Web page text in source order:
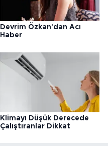
Devrim Özkan'dan Acı
Haber
Klimayı Düşük Derecede
Çalıştıranlar Dikkat